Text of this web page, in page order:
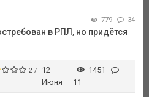
779 34
в РПЛ, но придётся
2 /
12
Июня
1451
11